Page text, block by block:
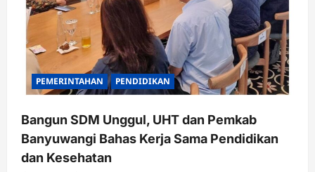
PEMERINTAHAN PENDIDIKAN
Bangun SDM Unggul, UHT dan Pemkab
Banyuwangi Bahas Kerja Sama Pendidikan
dan Kesehatan